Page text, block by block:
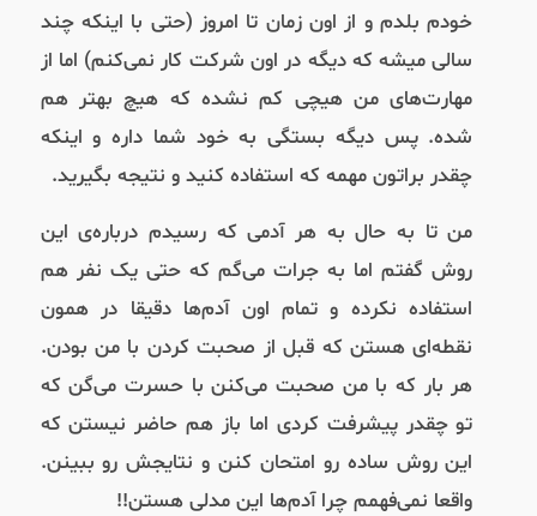
خودم بلدم و از اون زمان تا امروز (حتی با اینکه چند
سالی میشه که دیگه در اون شرکت کار نمی‌کنم) اما از
مهارت‌های من هیچی کم نشده که هیچ بهتر هم
شده. پس دیگه بستگی به خود شما داره و اینکه
چقدر براتون مهمه که استفاده کنید و نتیجه بگیرید.
من تا به حال به هر آدمی‌ که رسیدم درباره‌ی این
روش گفتم اما به جرات می‌گم که حتی یک نفر هم
استفاده نکرده و تمام اون آدم‌ها دقیقا در همون
نقطه‌ای هستن که قبل از صحبت کردن با من بودن.
هر بار که با من صحبت می‌کنن با حسرت می‌گن که
تو چقدر پیشرفت کردی اما باز هم حاضر نیستن که
این روش ساده رو امتحان کنن و نتایجش رو ببینن.
واقعا نمی‌فهمم چرا آدم‌ها این مدلی هستن!!